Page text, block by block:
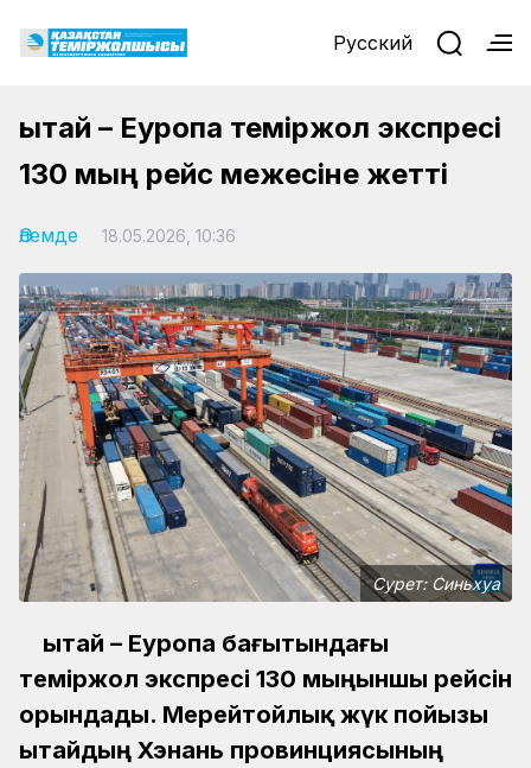
Русский
Қытай – Еуропа теміржол экспресі
130 мың рейс межесіне жетті
Әлемде 18.05.2026, 10:36
Сурет: Синьхуа
Қытай – Еуропа бағытындағы
теміржол экспресі 130 мыңыншы рейсін
орындады. Мерейтойлық жүк пойызы
Қытайдың Хэнань провинциясының